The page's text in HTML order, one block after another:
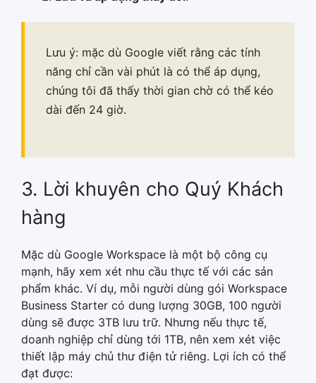
Lưu ý: mặc dù Google viết rằng các tính
năng chỉ cần vài phút là có thể áp dụng,
chúng tôi đã thấy thời gian chờ có thể kéo
dài đến 24 giờ.
3. Lời khuyên cho Quý Khách
hàng
Mặc dù Google Workspace là một bộ công cụ
mạnh, hãy xem xét nhu cầu thực tế với các sản
phẩm khác. Ví dụ, mỗi người dùng gói Workspace
Business Starter có dung lượng 30GB, 100 người
dùng sẽ được 3TB lưu trữ. Nhưng nếu thực tế,
doanh nghiệp chỉ dùng tới 1TB, nên xem xét việc
thiết lập máy chủ thư điện tử riêng. Lợi ích có thể
đạt được: